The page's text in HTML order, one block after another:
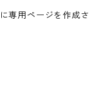
専用ページを作成さ